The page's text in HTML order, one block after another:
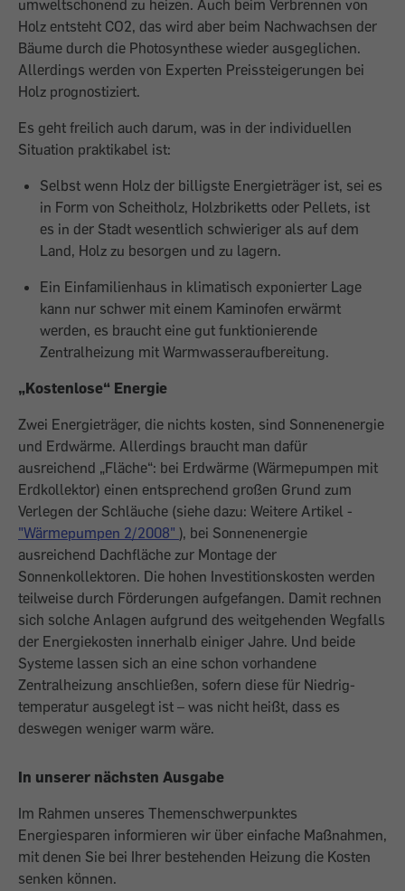
umweltschonend zu heizen. Auch beim Verbrennen von
Holz entsteht CO2, das wird aber beim Nachwachsen der
Bäume durch die Photosynthese wieder ausgeglichen.
Allerdings werden von Experten Preissteigerungen bei
Holz prognostiziert.
Es geht freilich auch darum, was in der individuellen
Situation praktikabel ist:
Selbst wenn Holz der billigste Energieträger ist, sei es
in Form von Scheitholz, Holzbriketts oder Pellets, ist
es in der Stadt wesentlich schwieriger als auf dem
Land, Holz zu besorgen und zu lagern.
Ein Einfamilienhaus in klimatisch exponierter Lage
kann nur schwer mit einem Kaminofen erwärmt
werden, es braucht eine gut funktionierende
Zentralheizung mit Warmwasseraufbereitung.
„Kostenlose“ Energie
Zwei Energieträger, die nichts kosten, sind Sonnenenergie
und Erdwärme. Allerdings braucht man dafür
ausreichend „Fläche“: bei Erdwärme (Wärmepumpen mit
Erdkollektor) einen entsprechend großen Grund zum
Verlegen der Schläuche (siehe dazu: Weitere Artikel -
"Wärmepumpen 2/2008" ), bei Sonnenenergie
ausreichend Dachfläche zur Montage der
Sonnenkollektoren. Die hohen Investitionskosten werden
teilweise durch Förderungen aufgefangen. Damit rechnen
sich solche Anlagen aufgrund des weitgehenden Wegfalls
der Energiekosten innerhalb einiger Jahre. Und beide
Systeme lassen sich an eine schon vorhandene
Zentralheizung anschließen, sofern diese für Niedrig­
temperatur ausgelegt ist – was nicht heißt, dass es
deswegen weniger warm wäre.
In unserer nächsten Ausgabe
Im Rahmen unseres Themenschwerpunktes
Energiesparen informieren wir über einfache Maßnahmen,
mit denen Sie bei Ihrer bestehenden Heizung die Kosten
senken können.